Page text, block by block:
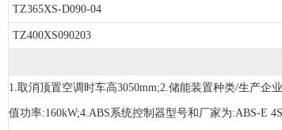
TZ365XS-D090-04
TZ400XS090203
1.取消顶置空调时车高3050mm;2.储能装置种类/生产企
值功率:160kW;4.ABS系统控制器型号和厂家为:ABS-E